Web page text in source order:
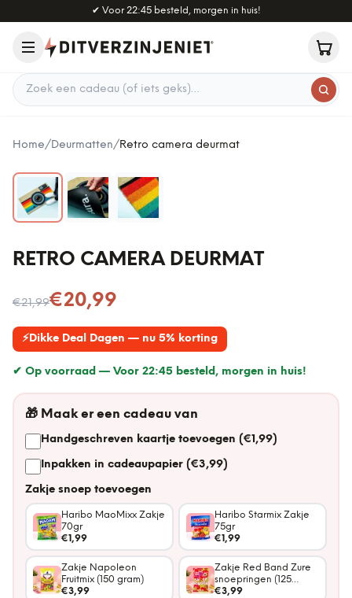
Naar hoofdinhoud
✔ Voor 22:45 besteld, morgen in huis!
Zoek een cadeau
Home/Deurmatten/Retro camera deurmat
RETRO CAMERA DEURMAT
€21,99
Nu voor€20,99
⚡Dikke Deal Dagen — nu 5% korting
✔ Op voorraad — Voor 22:45 besteld, morgen in huis!
🎁 Maak er een cadeau van
Handgeschreven kaartje toevoegen (€1,99)
Inpakken in cadeaupapier (€3,99)
Zakje snoep toevoegen
Haribo MaoMixx Zakje
70gr
€1,99
Haribo Starmix Zakje
75gr
€1,99
Zakje Napoleon
Fruitmix (150 gram)
€3,99
Zakje Red Band Zure
snoepringen (125
gram)
€3,99